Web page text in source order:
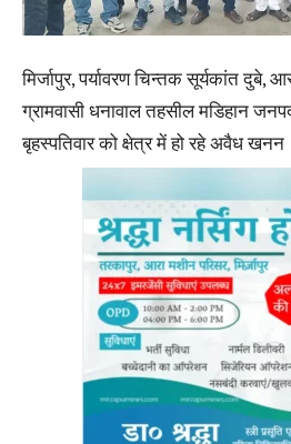
मिर्जापुर, पर्यावरण चिन्तक सूर्यकांत दुबे,
ग्रामवासी धनावाल तहसील मडिहान
बृहस्पतिवार को क्षेत्र में हो रहे अवैध खनन